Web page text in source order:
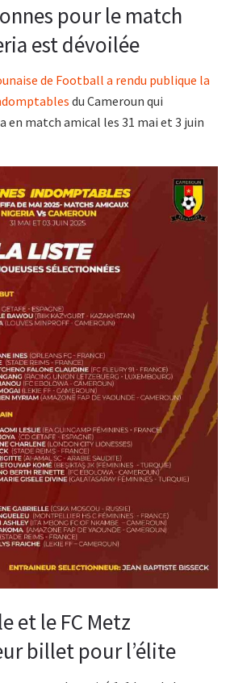
pour le match
est dévoilée
de Football a rendu publique la
du Cameroun qui
match amical les 31 mai et 3 juin
et le FC Metz
billet pour l’élite